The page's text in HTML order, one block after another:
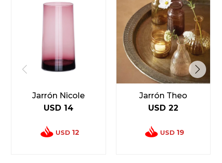
Jarrón Nicole
USD 14
USD 12
Jarrón Theo
USD 22
USD 19